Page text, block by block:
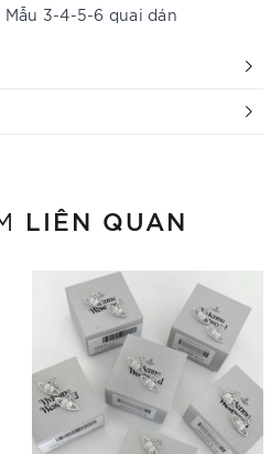
Mẫu 3-4-5-6 quai dán
LIÊN QUAN